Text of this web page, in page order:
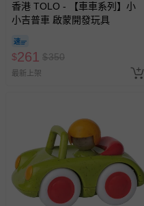
香港 TOLO - 【車車系列】小
小吉普車 啟蒙開發玩具
$261 $350
最新上架